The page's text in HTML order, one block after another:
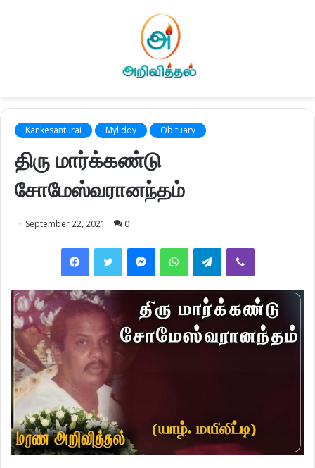
Kankesanturai Myliddy Obituary
திரு மார்க்கண்டு
சோமேஸ்வரானந்தம்
September 22, 2021 0
FacebookTwitter MessengerWhatsAppTelegramViber